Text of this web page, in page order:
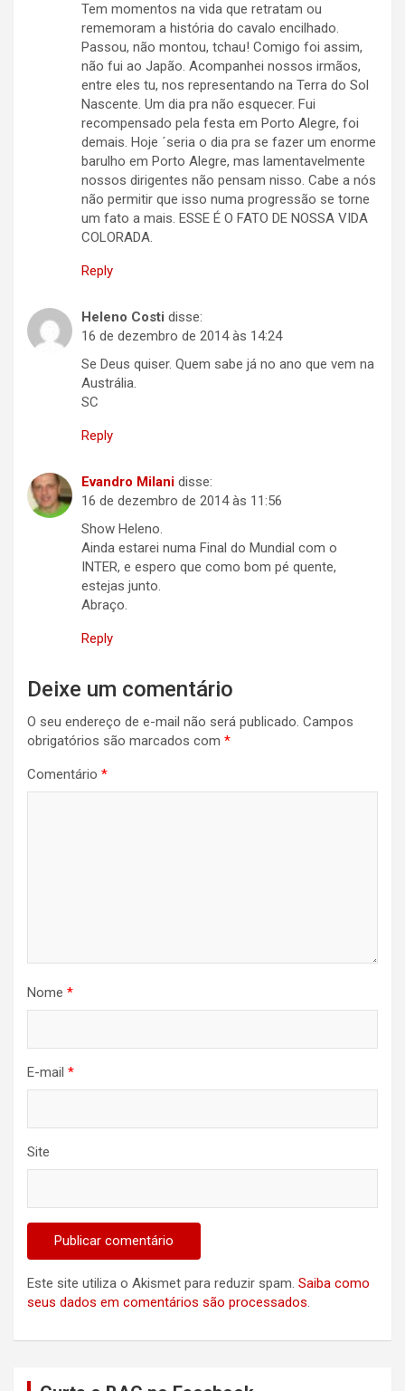
Tem momentos na vida que retratam ou
rememoram a história do cavalo encilhado.
Passou, não montou, tchau! Comigo foi assim,
não fui ao Japão. Acompanhei nossos irmãos,
entre eles tu, nos representando na Terra do Sol
Nascente. Um dia pra não esquecer. Fui
recompensado pela festa em Porto Alegre, foi
demais. Hoje ´seria o dia pra se fazer um enorme
barulho em Porto Alegre, mas lamentavelmente
nossos dirigentes não pensam nisso. Cabe a nós
não permitir que isso numa progressão se torne
um fato a mais. ESSE É O FATO DE NOSSA VIDA
COLORADA.
Reply
Heleno Costi disse:
16 de dezembro de 2014 às 14:24
Se Deus quiser. Quem sabe já no ano que vem na
Austrália.
SC
Reply
Evandro Milani disse:
16 de dezembro de 2014 às 11:56
Show Heleno.
Ainda estarei numa Final do Mundial com o
INTER, e espero que como bom pé quente,
estejas junto.
Abraço.
Reply
Deixe um comentário
O seu endereço de e-mail não será publicado. Campos
obrigatórios são marcados com *
Comentário *
Nome *
E-mail *
Site
Este site utiliza o Akismet para reduzir spam. Saiba como
seus dados em comentários são processados.